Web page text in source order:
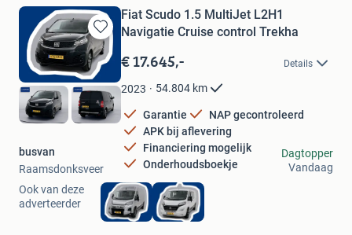
Bewaren
in
Mijn
Favorieten
Fiat Scudo 1.5 MultiJet L2H1
Navigatie Cruise control Trekha
€ 17.645,- Details
2023 54.804 km
Garantie
NAP gecontroleerd
APK bij aflevering
Financiering mogelijk
Onderhoudsboekje
busvan
Raamsdonksveer
Dagtopper
Vandaag
Ook van deze
adverteerder